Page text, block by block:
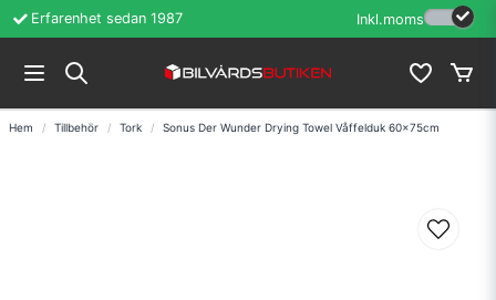
Erfarenhet sedan 1987 Inkl.moms
Hem Tillbehör Tork Sonus Der Wunder Drying Towel Våffelduk 60x75cm